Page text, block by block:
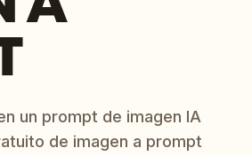
un prompt de imagen IA
de imagen a prompt